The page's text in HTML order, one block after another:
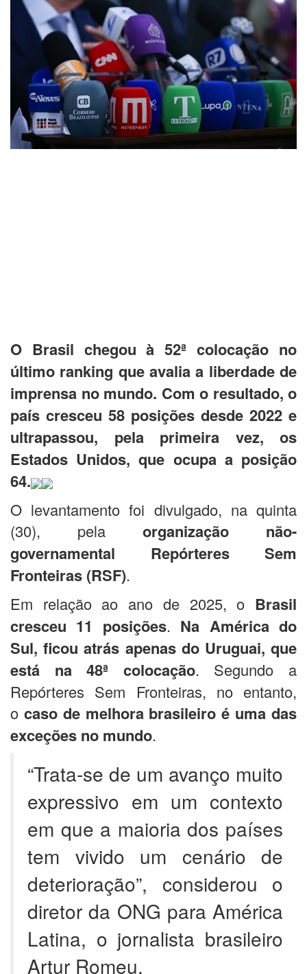
O Brasil chegou à 52ª colocação no
último ranking que avalia a liberdade de
imprensa no mundo. Com o resultado, o
país cresceu 58 posições desde 2022 e
ultrapassou, pela primeira vez, os
Estados Unidos, que ocupa a posição
64.
O levantamento foi divulgado, na quinta
(30), pela organização não-
governamental Repórteres Sem
Fronteiras (RSF).
Em relação ao ano de 2025, o Brasil
cresceu 11 posições. Na América do
Sul, ficou atrás apenas do Uruguai, que
está na 48ª colocação. Segundo a
Repórteres Sem Fronteiras, no entanto,
o caso de melhora brasileiro é uma das
exceções no mundo.
“Trata-se de um avanço muito
expressivo em um contexto
em que a maioria dos países
tem vivido um cenário de
deterioração”, considerou o
diretor da ONG para América
Latina, o jornalista brasileiro
Artur Romeu.